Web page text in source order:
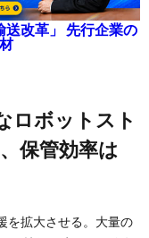
送改革」 先行企業の
保管効率は
を拡大させる。大量の